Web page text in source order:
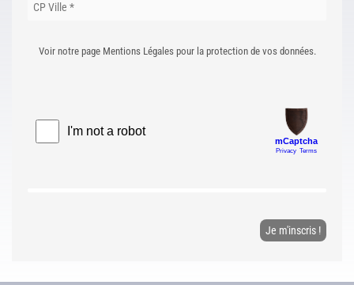
Voir notre page Mentions Légales pour la protection de vos données.